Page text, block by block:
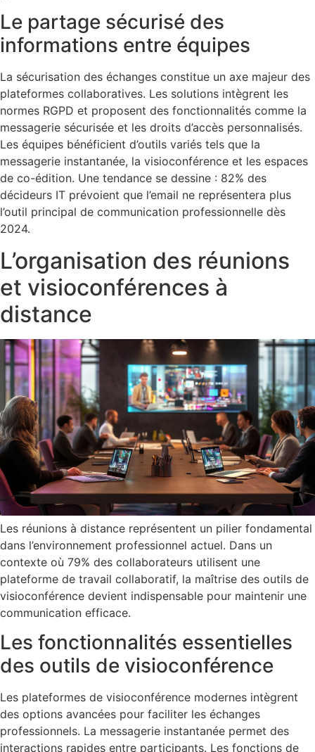
Le partage sécurisé des
informations entre équipes
La sécurisation des échanges constitue un axe majeur des
plateformes collaboratives. Les solutions intègrent les
normes RGPD et proposent des fonctionnalités comme la
messagerie sécurisée et les droits d’accès personnalisés.
Les équipes bénéficient d’outils variés tels que la
messagerie instantanée, la visioconférence et les espaces
de co-édition. Une tendance se dessine : 82% des
décideurs IT prévoient que l’email ne représentera plus
l’outil principal de communication professionnelle dès
2024.
L’organisation des réunions
et visioconférences à
distance
Les réunions à distance représentent un pilier fondamental
dans l’environnement professionnel actuel. Dans un
contexte où 79% des collaborateurs utilisent une
plateforme de travail collaboratif, la maîtrise des outils de
visioconférence devient indispensable pour maintenir une
communication efficace.
Les fonctionnalités essentielles
des outils de visioconférence
Les plateformes de visioconférence modernes intègrent
des options avancées pour faciliter les échanges
professionnels. La messagerie instantanée permet des
interactions rapides entre participants. Les fonctions de